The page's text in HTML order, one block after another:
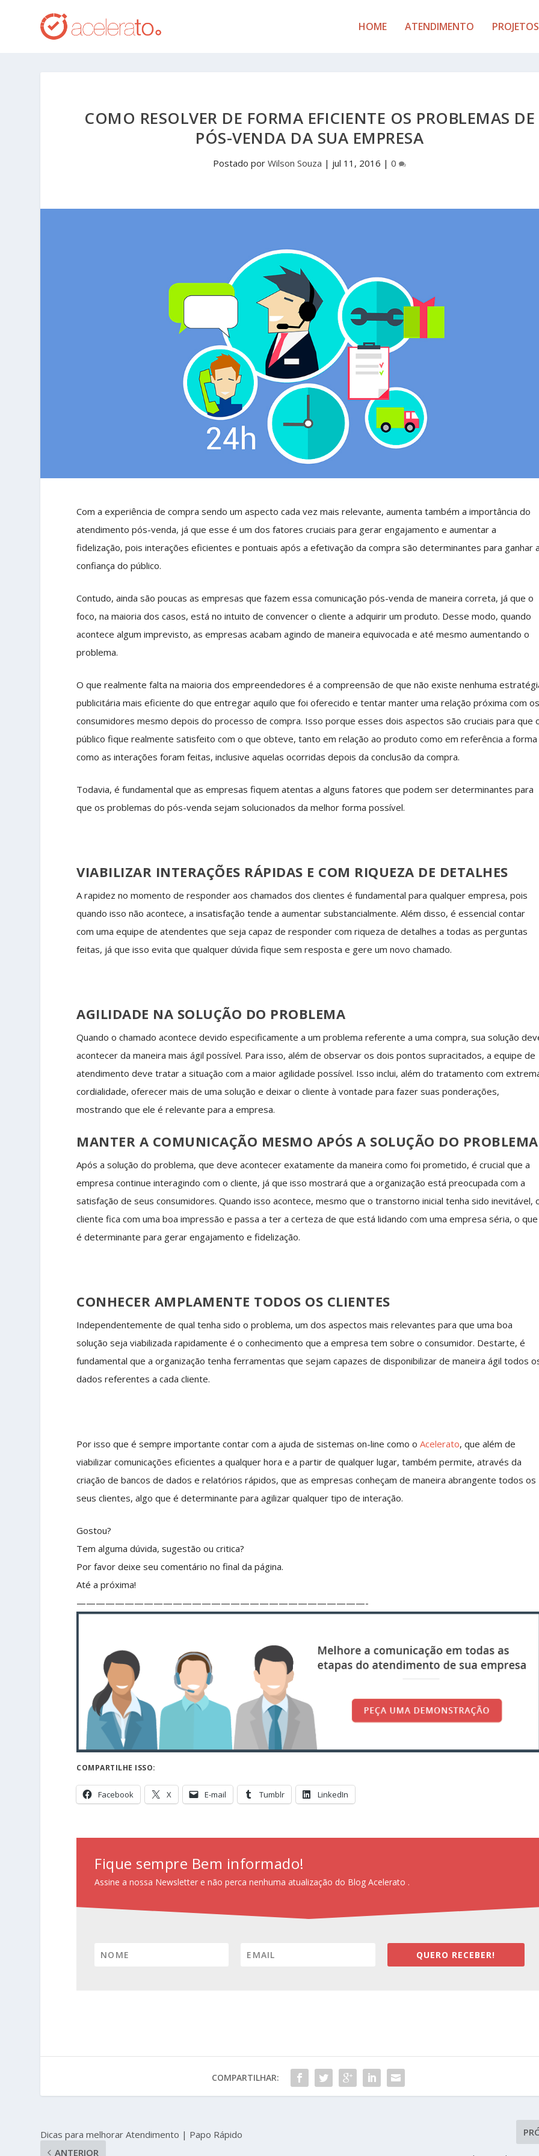
HOME ATENDIMENTO PROJETOS
COMO RESOLVER DE FORMA EFICIENTE OS PROBLEMAS DE
PÓS-VENDA DA SUA EMPRESA
Postado porWilson Souza | jul 11, 2016 |0
Com a experiência de compra sendo um aspecto cada vez mais relevante, aumenta também a importância do
atendimento pós-venda, já que esse é um dos fatores cruciais para gerar engajamento e aumentar a
fidelização, pois interações eficientes e pontuais após a efetivação da compra são determinantes para ganhar
confiança do público.
Contudo, ainda são poucas as empresas que fazem essa comunicação pós-venda de maneira correta, já que o
foco, na maioria dos casos, está no intuito de convencer o cliente a adquirir um produto. Desse modo, quando
acontece algum imprevisto, as empresas acabam agindo de maneira equivocada e até mesmo aumentando o
problema.
O que realmente falta na maioria dos empreendedores é a compreensão de que não existe nenhuma
publicitária mais eficiente do que entregar aquilo que foi oferecido e tentar manter uma relação próxima com
consumidores mesmo depois do processo de compra. Isso porque esses dois aspectos são cruciais para que
público fique realmente satisfeito com o que obteve, tanto em relação ao produto como em referência a forma
como as interações foram feitas, inclusive aquelas ocorridas depois da conclusão da compra.
Todavia, é fundamental que as empresas fiquem atentas a alguns fatores que podem ser determinantes para
que os problemas do pós-venda sejam solucionados da melhor forma possível.
VIABILIZAR INTERAÇÕES RÁPIDAS E COM RIQUEZA DE DETALHES
A rapidez no momento de responder aos chamados dos clientes é fundamental para qualquer empresa, pois
quando isso não acontece, a insatisfação tende a aumentar substancialmente. Além disso, é essencial contar
com uma equipe de atendentes que seja capaz de responder com riqueza de detalhes a todas as perguntas
feitas, já que isso evita que qualquer dúvida fique sem resposta e gere um novo chamado.
AGILIDADE NA SOLUÇÃO DO PROBLEMA
Quando o chamado acontece devido especificamente a um problema referente a uma compra, sua solução
acontecer da maneira mais ágil possível. Para isso, além de observar os dois pontos supracitados, a equipe de
atendimento deve tratar a situação com a maior agilidade possível. Isso inclui, além do tratamento com
cordialidade, oferecer mais de uma solução e deixar o cliente à vontade para fazer suas ponderações,
mostrando que ele é relevante para a empresa.
MANTER A COMUNICAÇÃO MESMO APÓS A SOLUÇÃO DO PROBLEMA
Após a solução do problema, que deve acontecer exatamente da maneira como foi prometido, é crucial que a
empresa continue interagindo com o cliente, já que isso mostrará que a organização está preocupada com a
satisfação de seus consumidores. Quando isso acontece, mesmo que o transtorno inicial tenha sido inevitável,
cliente fica com uma boa impressão e passa a ter a certeza de que está lidando com uma empresa séria, o que
é determinante para gerar engajamento e fidelização.
CONHECER AMPLAMENTE TODOS OS CLIENTES
Independentemente de qual tenha sido o problema, um dos aspectos mais relevantes para que uma boa
solução seja viabilizada rapidamente é o conhecimento que a empresa tem sobre o consumidor. Destarte, é
fundamental que a organização tenha ferramentas que sejam capazes de disponibilizar de maneira ágil todos
dados referentes a cada cliente.
Por isso que é sempre importante contar com a ajuda de sistemas on-line como oAcelerato, que além de
viabilizar comunicações eficientes a qualquer hora e a partir de qualquer lugar, também permite, através da
criação de bancos de dados e relatórios rápidos, que as empresas conheçam de maneira abrangente todos os
seus clientes, algo que é determinante para agilizar qualquer tipo de interação.
Gostou?
Tem alguma dúvida, sugestão ou critica?
Por favor deixe seu comentário no final da página.
Até a próxima!
——————————————————————————————-
COMPARTILHE ISSO:
Facebook X E-mail Tumblr LinkedIn
Fique sempre Bem informado!
Assine a nossa Newsletter e não perca nenhuma atualização do Blog Acelerato .
QUERO RECEBER!
COMPARTILHAR:
Dicas para melhorar Atendimento | Papo Rápido
ANTERIOR